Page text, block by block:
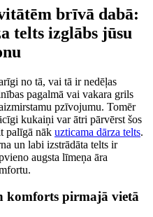
brīvā dabā:
telts izglābs jūsu
no tā, vai tā ir nedēļas
pagalmā vai vakara grils
pzīvojumu. Tomēr
kukaiņi var ātri pārvērst šos
palīgā nāk uzticama dārza telts.
un labi izstrādāta telts ir
augsta līmeņa āra
komforts pirmajā vietā